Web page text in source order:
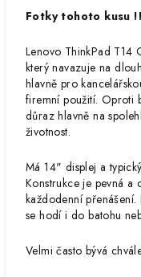
Fotky tohoto kusu
Lenovo ThinkPad T14
který navazuje na
hlavně pro
firemní použití. Oproti
důraz hlavně na
životnost.
Má 14" displej a
Konstrukce je pevná a
každodenní
se hodí i do batohu
Velmi často bývá